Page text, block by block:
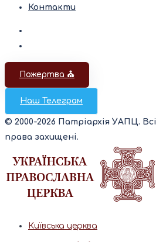
Контакти
Пожертва ⛪️
Наш Телеграм
© 2000-2026 Патріархія УАПЦ. Всі
права захищені.
Київська церква